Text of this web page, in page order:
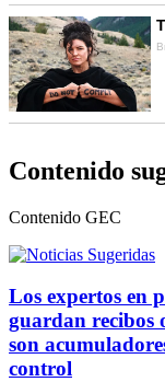
Contenido
Contenido GEC
Los expertos en
guardan recibos
son
control